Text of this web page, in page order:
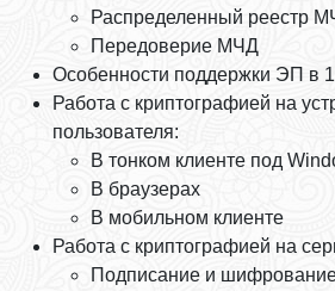
Распределенный реестр
Передоверие МЧД
Особенности поддержки ЭП в
Работа с криптографией на
пользователя:
В тонком клиенте под
В браузерах
В мобильном клиенте
Работа с криптографией на
Подписание и